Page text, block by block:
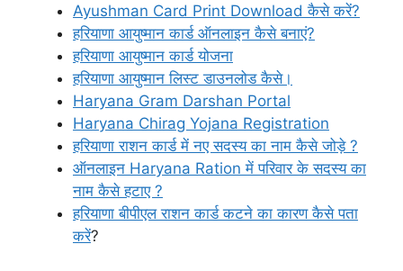
Ayushman Card Print Download कैसे करें?
हरियाणा आयुष्मान कार्ड ऑनलाइन कैसे बनाएं?
हरियाणा आयुष्मान कार्ड योजना
हरियाणा आयुष्मान लिस्ट डाउनलोड कैसे।
Haryana Gram Darshan Portal
Haryana Chirag Yojana Registration
हरियाणा राशन कार्ड में नए सदस्य का नाम कैसे जोड़े ?
ऑनलाइन Haryana Ration में परिवार के सदस्य का
नाम कैसे हटाए ?
हरियाणा बीपीएल राशन कार्ड कटने का कारण कैसे पता
करें?